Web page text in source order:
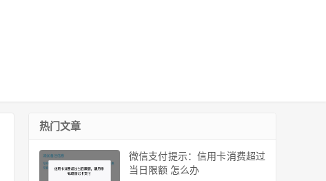
热门文章
微信支付提示：信用卡消费超过
当日限额 怎么办